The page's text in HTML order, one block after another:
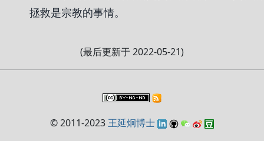
拯救是宗教的事情。
(最后更新于 2022-05-21)
© 2011-2023 王延炯博士